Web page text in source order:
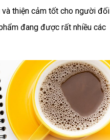
và thiện cảm tốt cho người đối
đang được rất nhiều các